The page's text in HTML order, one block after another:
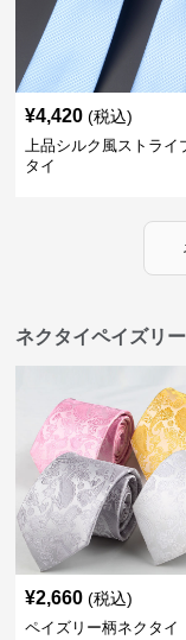
¥4,420 (税込)
上品シルク風ストライ
タイ
ネクタイペイズリ
¥2,660 (税込)
ペイズリー柄ネクタイ